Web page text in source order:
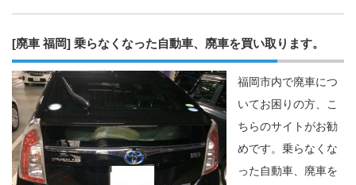
[廃車 福岡] 乗らなくなった自動車、廃車を買い取ります。
福岡市内で廃車につ
いてお困りの方、こ
ちらのサイトがお勧
めです。乗らなくな
った自動車、廃車を